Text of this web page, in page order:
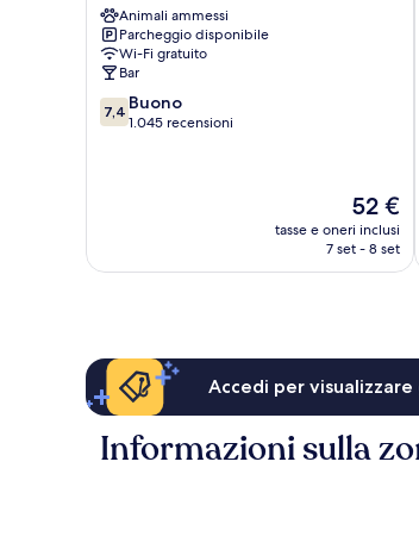
Centre
Centro
città
di
Southampton
Animali ammessi
Parcheggio disponibile
Wi-Fi gratuito
Bar
7.4
su
7,4 Buono
1.045 recensioni
Il
prezzo
attuale
52 €
tasse e oneri inclusi
7 set - 8 set
Accedi per
Informazioni sulla